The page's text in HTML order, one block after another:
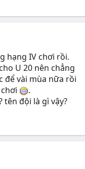
hạng IV chơi rồi.
U 20 nên chẳng
để vài mùa nữa rồi
.
tên đội là gì vậy?